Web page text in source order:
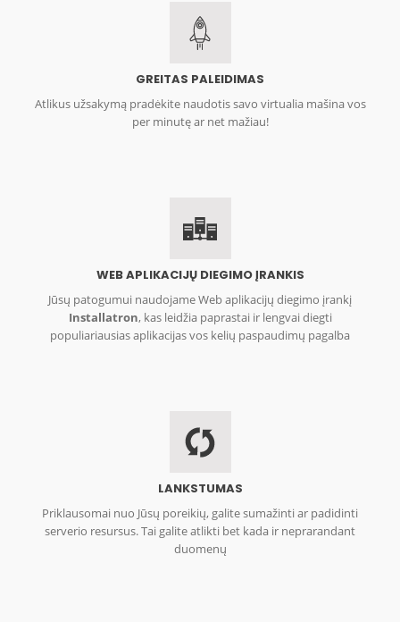
GREITAS PALEIDIMAS
Atlikus užsakymą pradėkite naudotis savo virtualia mašina vos
per minutę ar net mažiau!
WEB APLIKACIJŲ DIEGIMO ĮRANKIS
Jūsų patogumui naudojame Web aplikacijų diegimo įrankį
Installatron, kas leidžia paprastai ir lengvai diegti
populiariausias aplikacijas vos kelių paspaudimų pagalba
LANKSTUMAS
Priklausomai nuo Jūsų poreikių, galite sumažinti ar padidinti
serverio resursus. Tai galite atlikti bet kada ir neprarandant
duomenų